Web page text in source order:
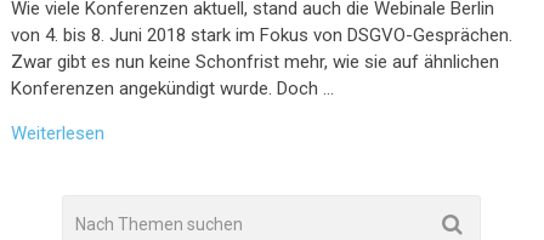
Wie viele Konferenzen aktuell, stand auch die Webinale Berlin
von 4. bis 8. Juni 2018 stark im Fokus von DSGVO-Gesprächen.
Zwar gibt es nun keine Schonfrist mehr, wie sie auf ähnlichen
Konferenzen angekündigt wurde. Doch …
Weiterlesen